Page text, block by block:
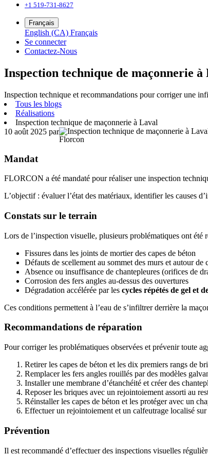
+1 519-731-8627
Français
English (CA) Français
Se connecter
Contactez-Nous
Inspection technique de maçonnerie à
Inspection technique et recommandations pour corriger une
Tous les blogs
Réalisations
Inspection technique de maçonnerie à Laval
10 août 2025 par
Florcon
Mandat
FLORCON a été mandaté pour réaliser une inspection
L’objectif : évaluer l’état des matériaux, identifier les causes
Constats sur le terrain
Lors de l’inspection visuelle, plusieurs problématiques ont été
Fissures dans les joints de mortier des capes de béton
Défauts de scellement au sommet des murs et autour de
Absence ou insuffisance de chantepleures (orifices de
Corrosion des fers angles au-dessus des ouvertures
Dégradation accélérée par les cycles répétés de gel et
Ces conditions permettent à l’eau de s’infiltrer derrière la
Recommandations de réparation
Pour corriger les problématiques observées et prévenir toute
Retirer les capes de béton et les dix premiers rangs de
Remplacer les fers angles rouillés par des modèles
Installer une membrane d’étanchéité et créer des
Reposer les briques avec un rejointoiement assorti au
Réinstaller les capes de béton et les protéger avec un
Effectuer un rejointoiement et un calfeutrage localisé sur
Prévention
Il est recommandé d’effectuer des inspections visuelles